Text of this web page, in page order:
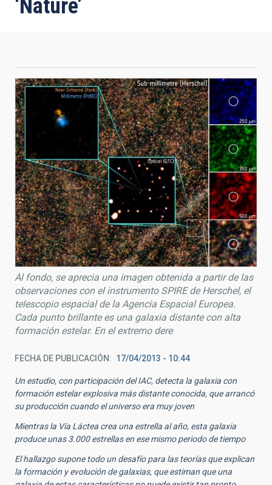
‘Nature’
Al fondo, se aprecia una imagen obtenida a partir de las
observaciones con el instrumento SPIRE de Herschel, el
telescopio espacial de la Agencia Espacial Europea.
Cada punto brillante es una galaxia distante con alta
formación estelar. En el extremo dere
FECHA DE PUBLICACIÓN 17/04/2013 - 10:44
Un estudio, con participación del IAC, detecta la galaxia con
formación estelar explosiva más distante conocida, que arrancó
su producción cuando el universo era muy joven
Mientras la Vía Láctea crea una estrella al año, esta galaxia
produce unas 3.000 estrellas en ese mismo periodo de tiempo
El hallazgo supone todo un desafío para las teorías que explican
la formación y evolución de galaxias, que estiman que una